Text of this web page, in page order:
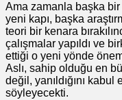
Ama zamanla başka bir
yeni kapı, başka
teori bir kenara
çalışmalar yapıldı ve
ettiği o yeni yönde
Aslı, sahip olduğu en
değil, yanıldığını
söyleyecekti.